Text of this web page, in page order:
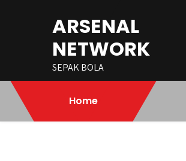
ARSENAL
NETWORK
SEPAK BOLA
Home